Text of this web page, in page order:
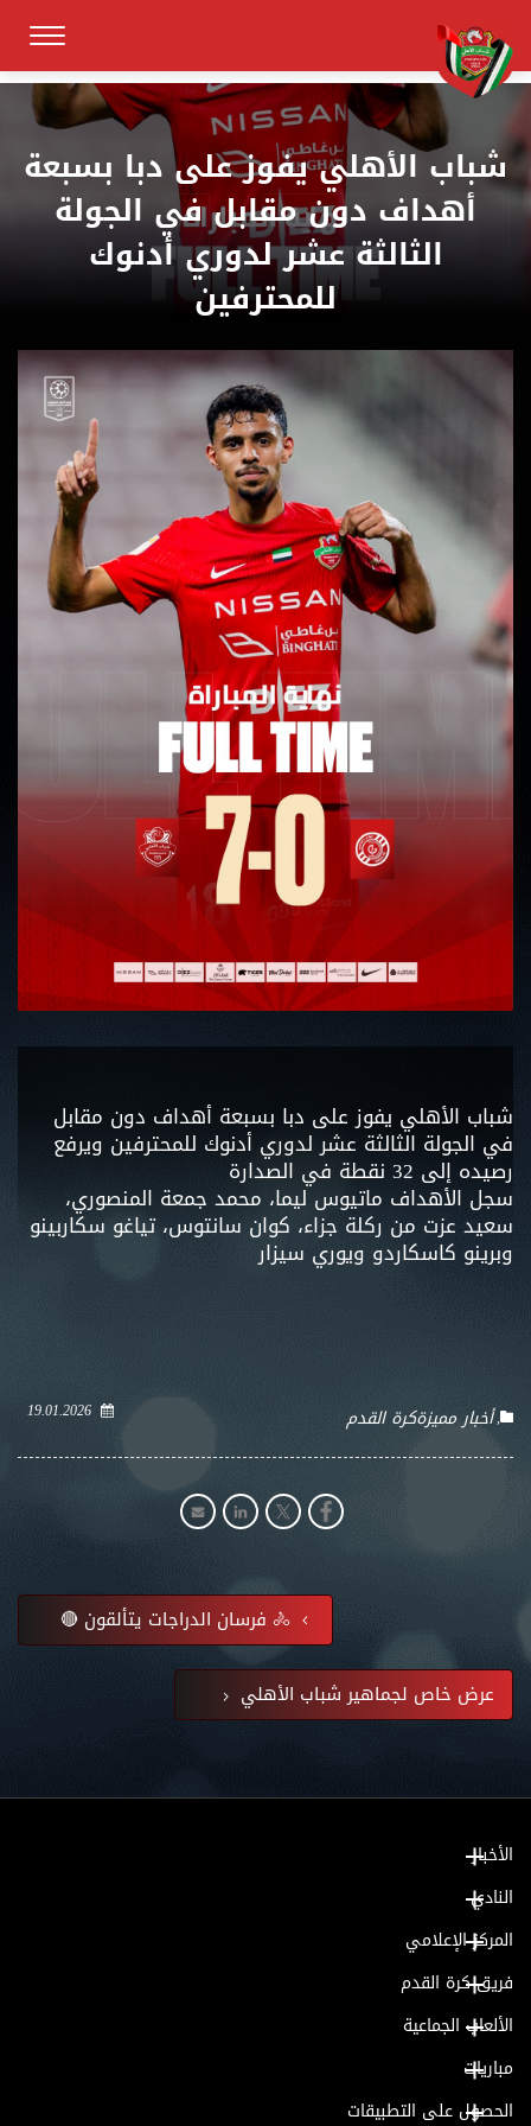
شباب الأهلي يفوز على دبا بسبعة
أهداف دون مقابل في الجولة
الثالثة عشر لدوري أدنوك
للمحترفين
شباب الأهلي يفوز على دبا بسبعة أهداف دون مقابل
في الجولة الثالثة عشر لدوري أدنوك للمحترفين ويرفع
رصيده إلى 32 نقطة في الصدارة
سجل الأهداف ماتيوس ليما، محمد جمعة المنصوري،
سعيد عزت من ركلة جزاء، كوان سانتوس، تياغو سكاربينو
وبرينو كاسكاردو ويوري سيزار
19.01.2026 أخبار مميزةكرة القدم
🚴 فرسان الدراجات يتألقون 🔴
عرض خاص لجماهير شباب الأهلي
الأخبار
النادي
المركز الإعلامي
فريق كرة القدم
الألعاب الجماعية
مباريات
الحصول على التطبيقات